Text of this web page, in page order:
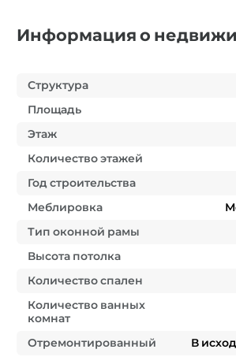
Информация о
Структура
Площадь
Этаж
Количество этажей
Год строительства
Меблировка
Тип оконной рамы
Высота потолка
Количество спален
Количество ванных
комнат
Отремонтированный В